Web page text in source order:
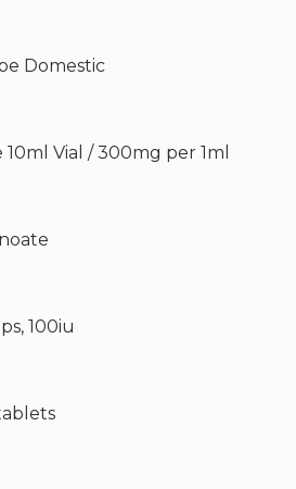
Domestic
Vial / 300mg per 1ml
100iu